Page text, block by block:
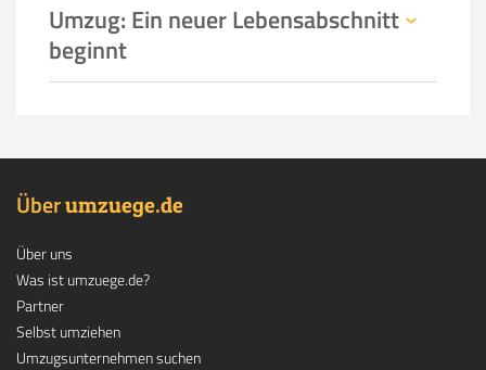
Umzug: Ein neuer Lebensabschnitt
beginnt
Überumzuege.de
Über uns
Was ist umzuege.de?
Partner
Selbst umziehen
Umzugsunternehmen suchen